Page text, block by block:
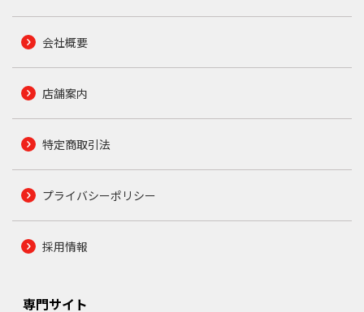
会社概要
店舗案内
特定商取引法
プライバシーポリシー
採用情報
専門サイト